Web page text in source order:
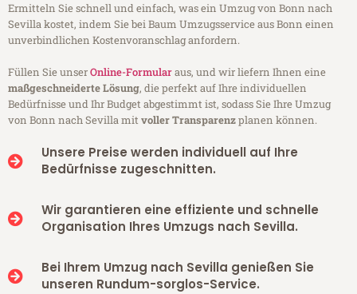
Ermitteln Sie schnell und einfach, was ein Umzug von Bonn nach
Sevilla kostet, indem Sie bei Baum Umzugsservice aus Bonn einen
unverbindlichen Kostenvoranschlag anfordern.
Füllen Sie unserOnline-Formularaus, und wir liefern Ihnen eine
maßgeschneiderte Lösung, die perfekt auf Ihre individuellen
Bedürfnisse und Ihr Budget abgestimmt ist, sodass Sie Ihre Umzug
von Bonn nach Sevilla mitvoller Transparenzplanen können.
Unsere Preise werden individuell auf Ihre
Bedürfnisse zugeschnitten.
Wir garantieren eine effiziente und schnelle
Organisation Ihres Umzugs nach Sevilla.
Bei Ihrem Umzug nach Sevilla genießen Sie
unseren Rundum-sorglos-Service.